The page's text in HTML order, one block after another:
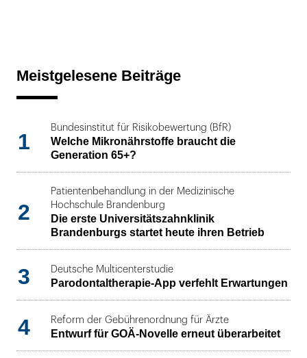
Meistgelesene Beiträge
1
Bundesinstitut für Risikobewertung (BfR)
Welche Mikronährstoffe braucht die
Generation 65+?
2
Patientenbehandlung in der Medizinische
Hochschule Brandenburg
Die erste Universitätszahnklinik
Brandenburgs startet heute ihren Betrieb
3 Deutsche Multicenterstudie
Parodontaltherapie-App verfehlt Erwartungen
4 Reform der Gebührenordnung für Ärzte
Entwurf für GOÄ-Novelle erneut überarbeitet